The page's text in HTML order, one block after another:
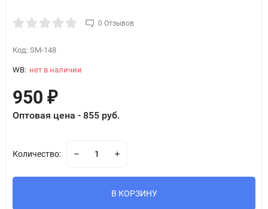
0 Отзывов
Код: SM-148
WB: нет в наличии
950 ₽
Оптовая цена - 855 руб.
Количество:
В КОРЗИНУ